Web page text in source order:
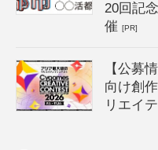
20回記
催[PR]
【公募
向け創
リエイ